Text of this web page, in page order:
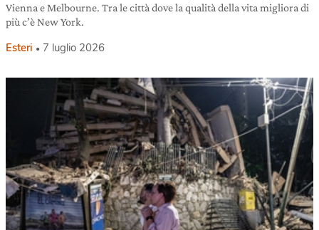
Vienna e Melbourne. Tra le città dove la qualità della vita migliora di
più c’è New York.
Esteri 7 luglio 2026